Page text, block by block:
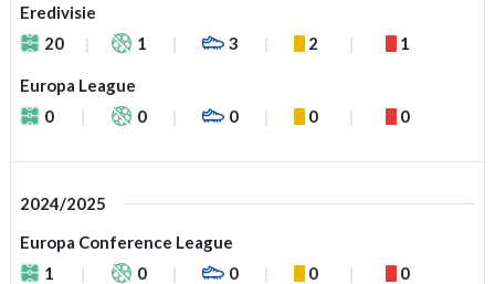
Eredivisie
20
1 3 2 1
Europa League
0
0 0 0 0
2024/2025
Europa Conference League
1
0 0 0 0